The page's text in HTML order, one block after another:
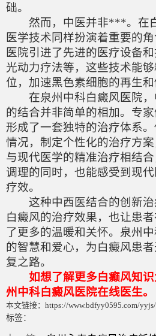
础。
然而，中医并非***。在
医学技术同样扮演着重要的
医院引进了先进的医疗设备和
光动力疗法等，这些技术能
位，加速黑色素细胞的再生和
在泉州中科白癜风医院，
的结合并非简单的相加。专家
形成了一套独特的治疗体系
情况，制定个性化的治疗方
与现代医学的精准治疗相结
调理的同时，也能感受到现
疗效。
这种中西医结合的创新治
白癜风的治疗效果，也让患
了更多的温暖和关怀。泉州
的智慧和爱心，为白癜风患
复之路。
如想了解更多白癫风知识
州中科白癜风医院在线医生。
本文链接：https://www.bdfyy0595.com/
标签：